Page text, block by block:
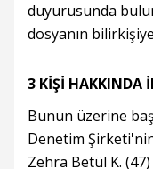
duyurusunda
dosyanın
3 KİŞİ HAKKINDA
Bunun üzerine
Denetim
Zehra Betül K.